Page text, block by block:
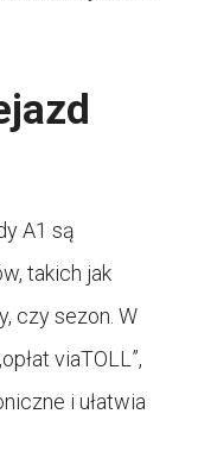
A1 są
takich jak
czy sezon. W
viaTOLL”,
i ułatwia